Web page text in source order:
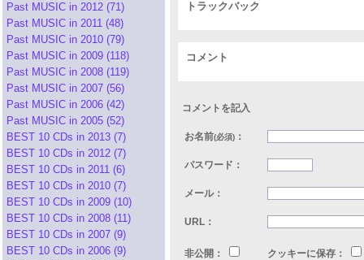
Past MUSIC in 2012 (71)
Past MUSIC in 2011 (48)
Past MUSIC in 2010 (79)
Past MUSIC in 2009 (118)
Past MUSIC in 2008 (119)
Past MUSIC in 2007 (56)
Past MUSIC in 2006 (42)
Past MUSIC in 2005 (52)
BEST 10 CDs in 2013 (7)
BEST 10 CDs in 2012 (7)
BEST 10 CDs in 2011 (6)
BEST 10 CDs in 2010 (7)
BEST 10 CDs in 2009 (10)
BEST 10 CDs in 2008 (11)
BEST 10 CDs in 2007 (9)
BEST 10 CDs in 2006 (9)
トラックバック
コメント
コメントを記入
お名前(必須) ：
パスワード：
メール：
URL：
非公開： クッキーに保存：